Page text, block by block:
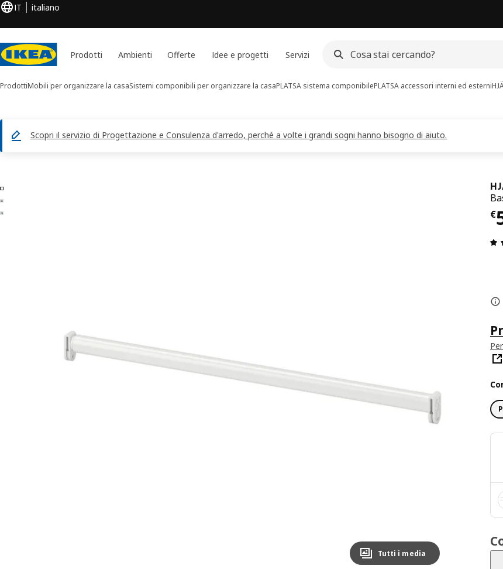
IT italiano
Prodotti Ambienti Offerte Idee e progetti Servizi
ProdottiMobili per organizzare la casaSistemi componibili per organizzare la casaPLATSA sistema componibilePLATSA accessori interni ed esterni
Scopri il servizio di Progettazione e Consulenza d'arredo, perché a volte i grandi sogni hanno bisogno di aiuto.
Immagini di 3 HJÄLPA
immagini
Tutti i media
€